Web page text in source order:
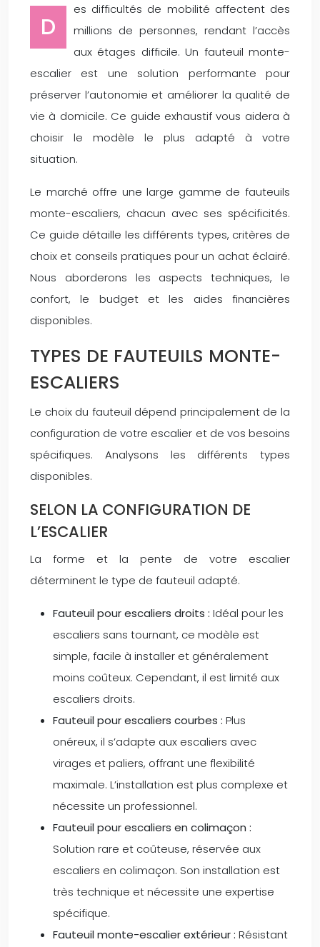
D
es difficultés de mobilité affectent des
millions de personnes, rendant l’accès
aux étages difficile. Un fauteuil monte-
escalier est une solution performante pour
préserver l’autonomie et améliorer la qualité de
vie à domicile. Ce guide exhaustif vous aidera à
choisir le modèle le plus adapté à votre
situation.
Le marché offre une large gamme de fauteuils
monte-escaliers, chacun avec ses spécificités.
Ce guide détaille les différents types, critères de
choix et conseils pratiques pour un achat éclairé.
Nous aborderons les aspects techniques, le
confort, le budget et les aides financières
disponibles.
TYPES DE FAUTEUILS MONTE-
ESCALIERS
Le choix du fauteuil dépend principalement de la
configuration de votre escalier et de vos besoins
spécifiques. Analysons les différents types
disponibles.
SELON LA CONFIGURATION DE
L’ESCALIER
La forme et la pente de votre escalier
déterminent le type de fauteuil adapté.
Fauteuil pour escaliers droits : Idéal pour les
escaliers sans tournant, ce modèle est
simple, facile à installer et généralement
moins coûteux. Cependant, il est limité aux
escaliers droits.
Fauteuil pour escaliers courbes : Plus
onéreux, il s’adapte aux escaliers avec
virages et paliers, offrant une flexibilité
maximale. L’installation est plus complexe et
nécessite un professionnel.
Fauteuil pour escaliers en colimaçon :
Solution rare et coûteuse, réservée aux
escaliers en colimaçon. Son installation est
très technique et nécessite une expertise
spécifique.
Fauteuil monte-escalier extérieur : Résistant